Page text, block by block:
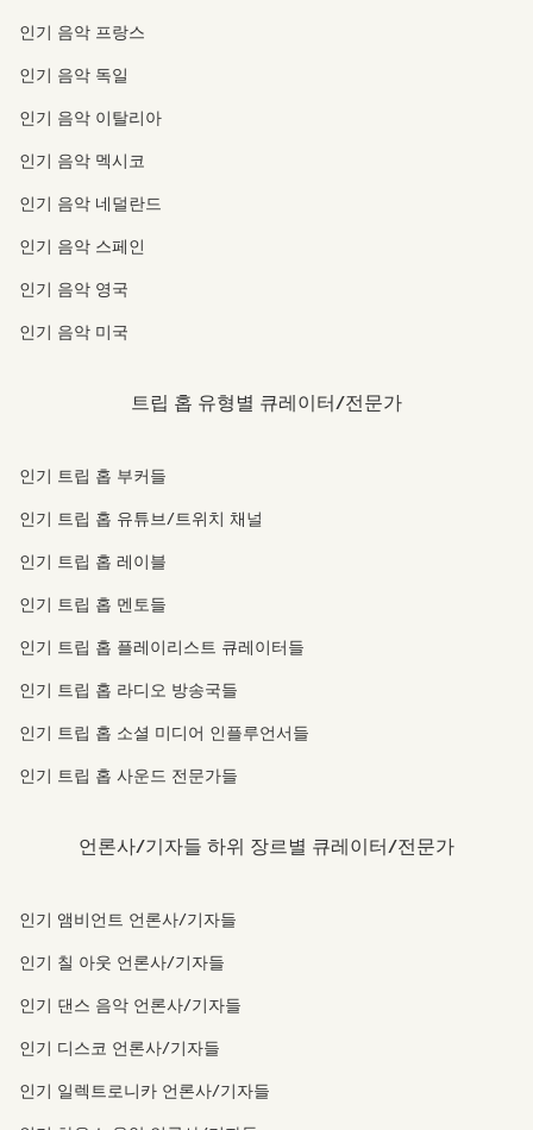
인기 음악 프랑스
인기 음악 독일
인기 음악 이탈리아
인기 음악 멕시코
인기 음악 네덜란드
인기 음악 스페인
인기 음악 영국
인기 음악 미국
트립 홉 유형별 큐레이터/전문가
인기 트립 홉 부커들
인기 트립 홉 유튜브/트위치 채널
인기 트립 홉 레이블
인기 트립 홉 멘토들
인기 트립 홉 플레이리스트 큐레이터들
인기 트립 홉 라디오 방송국들
인기 트립 홉 소셜 미디어 인플루언서들
인기 트립 홉 사운드 전문가들
언론사/기자들 하위 장르별 큐레이터/전문가
인기 앰비언트 언론사/기자들
인기 칠 아웃 언론사/기자들
인기 댄스 음악 언론사/기자들
인기 디스코 언론사/기자들
인기 일렉트로니카 언론사/기자들